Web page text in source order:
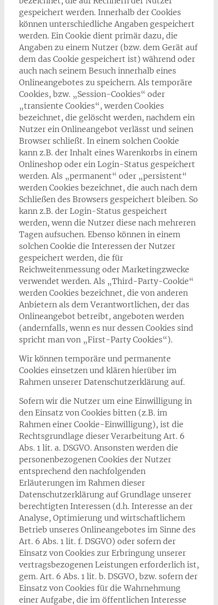
gespeichert werden. Innerhalb der Cookies
können unterschiedliche Angaben gespeichert
werden. Ein Cookie dient primär dazu, die
Angaben zu einem Nutzer (bzw. dem Gerät auf
dem das Cookie gespeichert ist) während oder
auch nach seinem Besuch innerhalb eines
Onlineangebotes zu speichern. Als temporäre
Cookies, bzw. „Session-Cookies“ oder
„transiente Cookies“, werden Cookies
bezeichnet, die gelöscht werden, nachdem ein
Nutzer ein Onlineangebot verlässt und seinen
Browser schließt. In einem solchen Cookie
kann z.B. der Inhalt eines Warenkorbs in einem
Onlineshop oder ein Login-Status gespeichert
werden. Als „permanent“ oder „persistent“
werden Cookies bezeichnet, die auch nach dem
Schließen des Browsers gespeichert bleiben. So
kann z.B. der Login-Status gespeichert
werden, wenn die Nutzer diese nach mehreren
Tagen aufsuchen. Ebenso können in einem
solchen Cookie die Interessen der Nutzer
gespeichert werden, die für
Reichweitenmessung oder Marketingzwecke
verwendet werden. Als „Third-Party-Cookie“
werden Cookies bezeichnet, die von anderen
Anbietern als dem Verantwortlichen, der das
Onlineangebot betreibt, angeboten werden
(andernfalls, wenn es nur dessen Cookies sind
spricht man von „First-Party Cookies“).
Wir können temporäre und permanente
Cookies einsetzen und klären hierüber im
Rahmen unserer Datenschutzerklärung auf.
Sofern wir die Nutzer um eine Einwilligung in
den Einsatz von Cookies bitten (z.B. im
Rahmen einer Cookie-Einwilligung), ist die
Rechtsgrundlage dieser Verarbeitung Art. 6
Abs. 1 lit. a. DSGVO. Ansonsten werden die
personenbezogenen Cookies der Nutzer
entsprechend den nachfolgenden
Erläuterungen im Rahmen dieser
Datenschutzerklärung auf Grundlage unserer
berechtigten Interessen (d.h. Interesse an der
Analyse, Optimierung und wirtschaftlichem
Betrieb unseres Onlineangebotes im Sinne des
Art. 6 Abs. 1 lit. f. DSGVO) oder sofern der
Einsatz von Cookies zur Erbringung unserer
vertragsbezogenen Leistungen erforderlich ist,
gem. Art. 6 Abs. 1 lit. b. DSGVO, bzw. sofern der
Einsatz von Cookies für die Wahrnehmung
einer Aufgabe, die im öffentlichen Interesse